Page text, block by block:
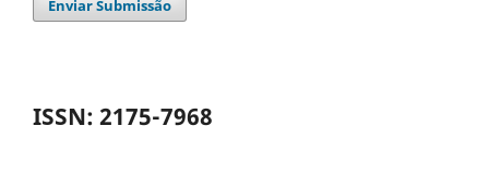
Enviar Submissão
ISSN: 2175-7968